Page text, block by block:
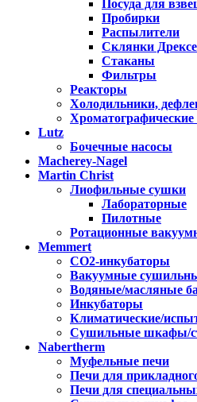
Посуда для
Пробирки
Распылители
Склянки
Стаканы
Фильтры
Реакторы
Холодильники,
Lutz
Бочечные насосы
Macherey-Nagel
Martin Christ
Лиофильные сушки
Лабораторные
Пилотные
Ротационные
Memmert
CO2-инкубаторы
Вакуумные
Водяные/масляные
Инкубаторы
Климатические/
Сушильные шкафы/
Nabertherm
Муфельные печи
Печи для
Печи для